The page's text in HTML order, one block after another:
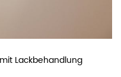
Lackbehandlung